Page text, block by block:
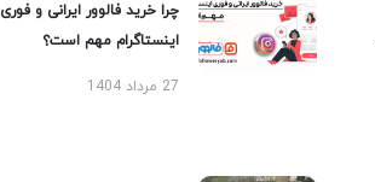
چرا خرید فالوور ایرانی و فوری
اینستاگرام مهم است؟
27 مرداد 1404